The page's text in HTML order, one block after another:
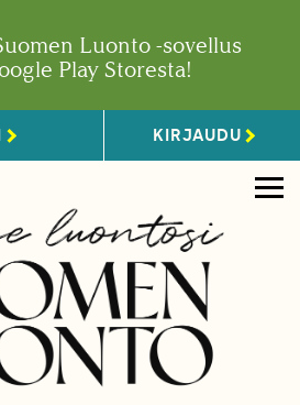
Luonto -sovellus
Play Storesta!
KIRJAUDU